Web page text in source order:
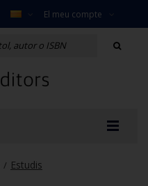
El meu compte
/ Estudis